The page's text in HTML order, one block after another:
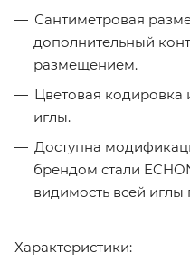
Сантиметровая
дополнительный
размещением.
Цветовая кодировка
иглы.
Доступна
брендом стали
видимость всей
Характеристики: